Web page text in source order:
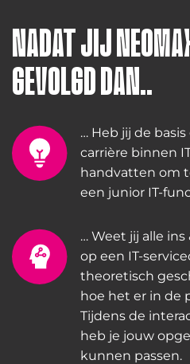
NADAT JIJ
GEVOLGD DAN..
… Heb jij de
carrière binnen
handvatten om
een junior IT-
… Weet jij alle
op een IT-
theoretisch
hoe het er in de
Tijdens de
heb je jouw
kunnen passen.